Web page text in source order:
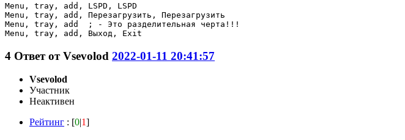
Menu, tray, add, LSPD, LSPD
Menu, tray, add, Перезагрузить, Перезагрузить
Menu, tray, add  ; - Это разделительная черта!!!
Menu, tray, add, Выход, Exit
4 Ответ отVsevolod 2022-01-11 20:41:57
Vsevolod
Участник
Неактивен
Рейтинг : [0|1]